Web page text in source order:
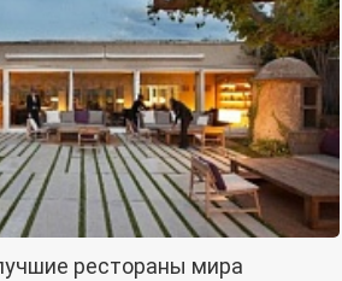
рестораны мира